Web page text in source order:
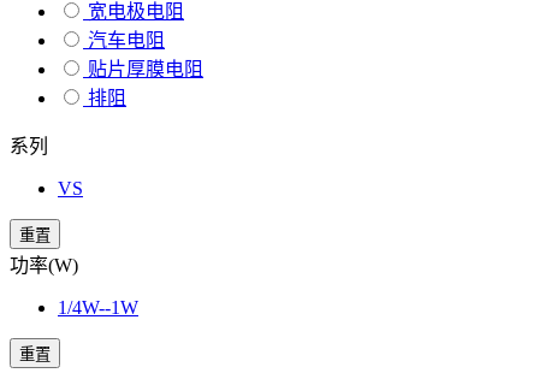
宽电极电阻
汽车电阻
贴片厚膜电阻
排阻
系列
VS
重置
功率(W)
1/4W--1W
重置